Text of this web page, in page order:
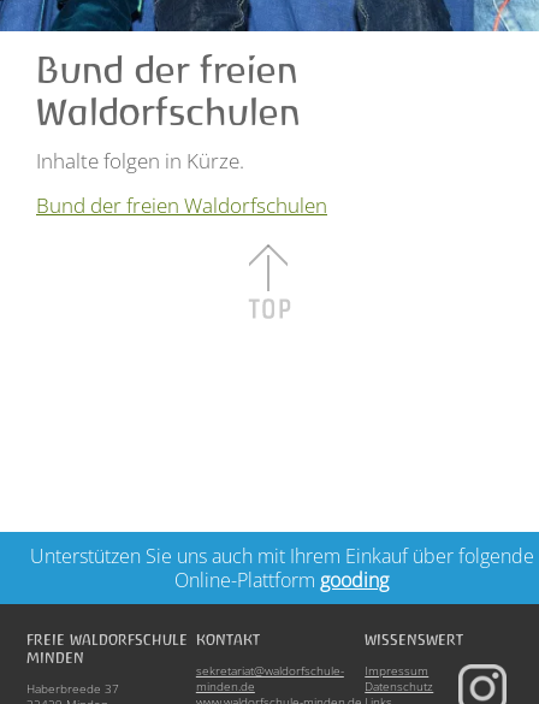
Bund der freien
Waldorfschulen
Inhalte folgen in Kürze.
Bund der freien Waldorfschulen
Unterstützen Sie uns auch mit Ihrem Einkauf über folgende
Online-Plattform gooding
FREIE WALDORFSCHULE
MINDEN
Haberbreede 37
KONTAKT
sekretariat@waldorfschule-
minden.de
WISSENSWERT
Impressum
Datenschutz